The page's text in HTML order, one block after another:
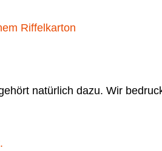
natürlich dazu. Wir